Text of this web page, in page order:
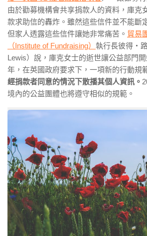
由於勸募機構會共享捐款人的資料，庫克
款求助信的轟炸。雖然這些信件並不能斷
但家人透露這些信件讓她非常痛苦。 貿易
（Institute of Fundraising） 執行長彼得・
Lewis）說，庫克女士的逝世讓公益部門
年，在英國政府要求下，一項新的行動規
經捐款者同意的情況下散播其個人資訊。
境內的公益團體也將遵守相似的規範。